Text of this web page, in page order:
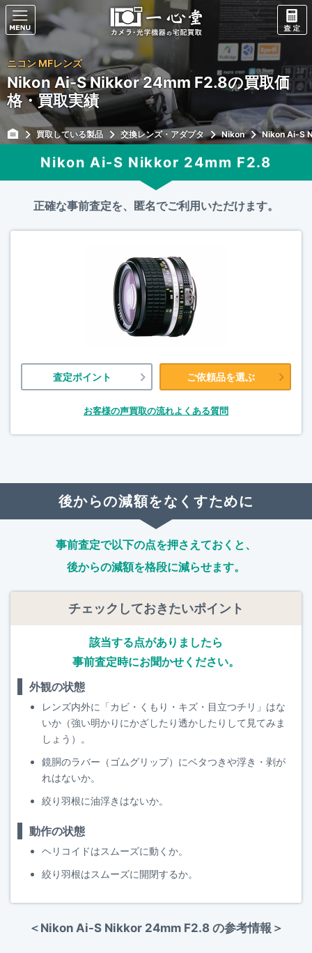
ニコン MFレンズ
Nikon Ai-S Nikkor 24mm F2.8の買取価
格・買取実績
買取している製品 交換レンズ・アダプタ Nikon Nikon Ai-S
Nikon Ai-S Nikkor 24mm F2.8
正確な事前査定を、匿名でご利用いただけます。
査定ポイント ご依頼品を選ぶ
お客様の声買取の流れよくある質問
後からの減額をなくすために
事前査定で以下の点を押さえておくと、
後からの減額を格段に減らせます。
チェックしておきたいポイント
該当する点がありましたら
事前査定時にお聞かせください。
外観の状態
レンズ内外に「カビ・くもり・キズ・目立つチリ」はな
いか（強い明かりにかざしたり透かしたりして見てみま
しょう）。
鏡胴のラバー（ゴムグリップ）にベタつきや浮き・剥が
れはないか。
絞り羽根に油浮きはないか。
動作の状態
ヘリコイドはスムーズに動くか。
絞り羽根はスムーズに開閉するか。
＜Nikon Ai-S Nikkor 24mm F2.8 の参考情報＞